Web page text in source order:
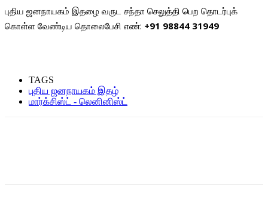
புதிய ஜனநாயகம் இதழை வருட சந்தா செலுத்தி பெற தொடர்புக்
கொள்ள வேண்டிய தொலைபேசி எண்: +91 98844 31949
TAGS
புதிய ஜனநாயகம் இதழ்
மார்க்சிஸ்ட் - லெனினிஸ்ட்